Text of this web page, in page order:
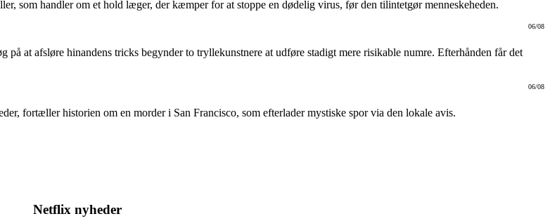
som handler om et hold læger, der kæmper for at stoppe en dødelig virus, før den tilintetgør menneskeheden.
06/08
på at afsløre hinandens tricks begynder to tryllekunstnere at udføre stadigt mere risikable numre. Efterhånden får det
06/08
fortæller historien om en morder i San Francisco, som efterlader mystiske spor via den lokale avis.
Netflix nyheder